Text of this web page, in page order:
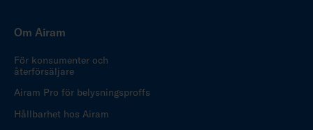
Om Airam
För konsumenter och
återförsäljare
Airam Pro för belysningsproffs
Hållbarhet hos Airam